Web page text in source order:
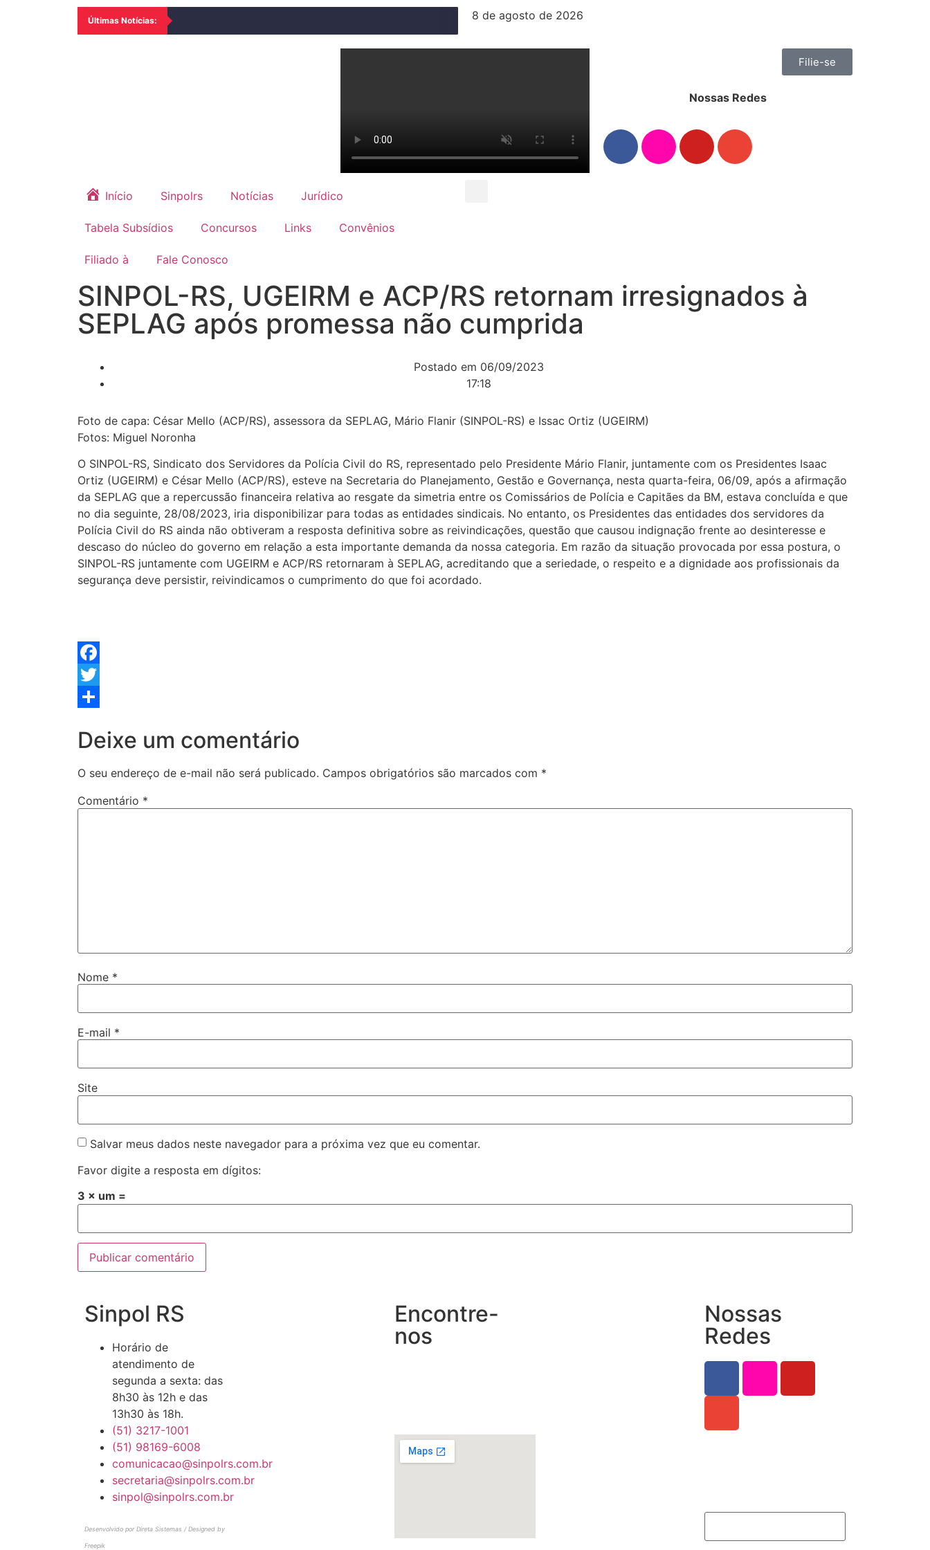
Últimas Notícias: 8 de agosto de 2026
Filie-se
Nossas Redes
Início Sinpolrs Notícias Jurídico
Tabela Subsídios Concursos Links Convênios
Filiado à Fale Conosco
SINPOL-RS, UGEIRM e ACP/RS retornam irresignados à
SEPLAG após promessa não cumprida
Postado em 06/09/2023
17:18
Foto de capa: César Mello (ACP/RS), assessora da SEPLAG, Mário Flanir (SINPOL-RS) e Issac Ortiz (UGEIRM)
Fotos: Miguel Noronha
O SINPOL-RS, Sindicato dos Servidores da Polícia Civil do RS, representado pelo Presidente Mário Flanir, juntamente com os Presidentes Isaac
Ortiz (UGEIRM) e César Mello (ACP/RS), esteve na Secretaria do Planejamento, Gestão e Governança, nesta quarta-feira, 06/09, após a afirmação
da SEPLAG que a repercussão financeira relativa ao resgate da simetria entre os Comissários de Polícia e Capitães da BM, estava concluída e que
no dia seguinte, 28/08/2023, iria disponibilizar para todas as entidades sindicais. No entanto, os Presidentes das entidades dos servidores da
Polícia Civil do RS ainda não obtiveram a resposta definitiva sobre as reivindicações, questão que causou indignação frente ao desinteresse e
descaso do núcleo do governo em relação a esta importante demanda da nossa categoria. Em razão da situação provocada por essa postura, o
SINPOL-RS juntamente com UGEIRM e ACP/RS retornaram à SEPLAG, acreditando que a seriedade, o respeito e a dignidade aos profissionais da
segurança deve persistir, reivindicamos o cumprimento do que foi acordado.
Facebook
Twitter
Deixe um comentário
O seu endereço de e-mail não será publicado. Campos obrigatórios são marcados com *
Comentário *
Nome *
E-mail *
Site
Salvar meus dados neste navegador para a próxima vez que eu comentar.
Favor digite a resposta em dígitos:
3 × um =
Sinpol RS
Horário de
atendimento de
segunda a sexta: das
8h30 às 12h e das
13h30 às 18h.
(51) 3217-1001
(51) 98169-6008
comunicacao@sinpolrs.com.br
secretaria@sinpolrs.com.br
sinpol@sinpolrs.com.br
Desenvolvido por Direta Sistemas /Designed by
Freepik
Encontre-
nos
Nossas
Redes